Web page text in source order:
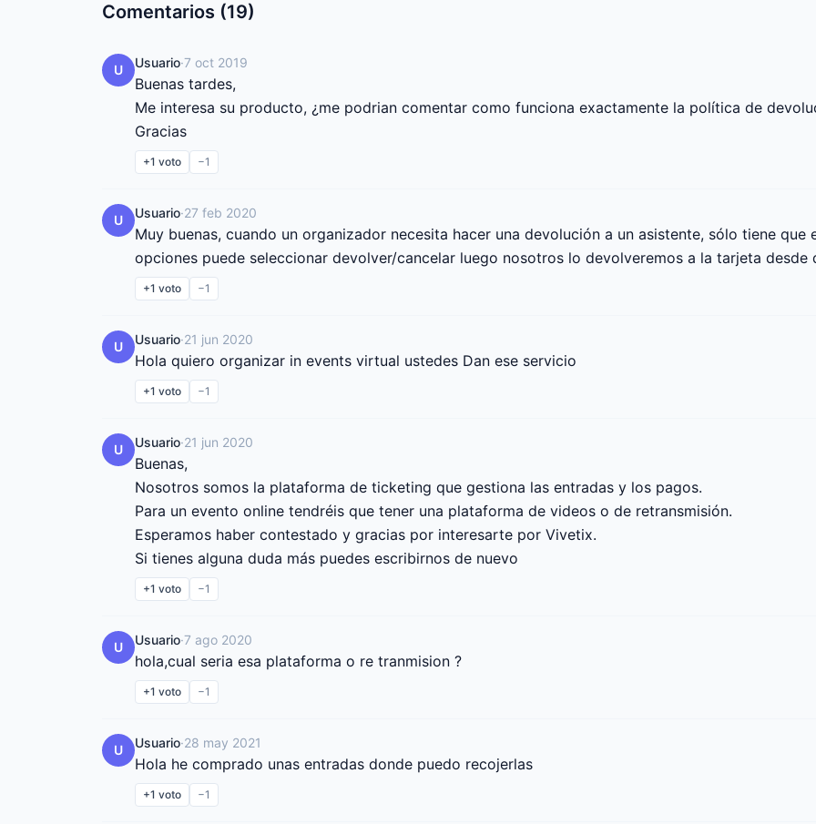
Comentarios (19)
U Usuario·7 oct 2019
Buenas tardes,
Me interesa su producto, ¿me podrian comentar como funciona exactamente la política de
Gracias
+1 voto −1
U Usuario·27 feb 2020
Muy buenas, cuando un organizador necesita hacer una devolución a un asistente, sólo tiene
opciones puede seleccionar devolver/cancelar luego nosotros lo devolveremos a la tarjeta desde
+1 voto −1
U Usuario·21 jun 2020
Hola quiero organizar in events virtual ustedes Dan ese servicio
+1 voto −1
U Usuario·21 jun 2020
Buenas,
Nosotros somos la plataforma de ticketing que gestiona las entradas y los pagos.
Para un evento online tendréis que tener una plataforma de videos o de retransmisión.
Esperamos haber contestado y gracias por interesarte por Vivetix.
Si tienes alguna duda más puedes escribirnos de nuevo
+1 voto −1
U Usuario·7 ago 2020
hola,cual seria esa plataforma o re tranmision ?
+1 voto −1
U Usuario·28 may 2021
Hola he comprado unas entradas donde puedo recojerlas
+1 voto −1